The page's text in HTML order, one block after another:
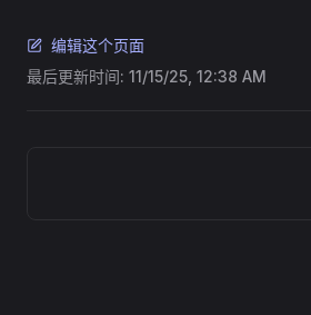
编辑这个页面
最后更新时间: 11/15/25, 12:38 AM